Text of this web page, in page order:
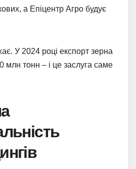
а Епіцентр Агро будує
У 2024 році експорт зерна
млн тонн – і це заслуга саме